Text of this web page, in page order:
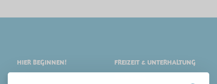
HIER BEGINNEN!
FREIZEIT & UNTERHALTUNG